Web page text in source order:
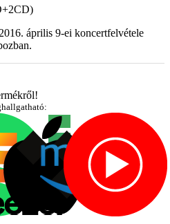
április 9-ei koncertfelvétele